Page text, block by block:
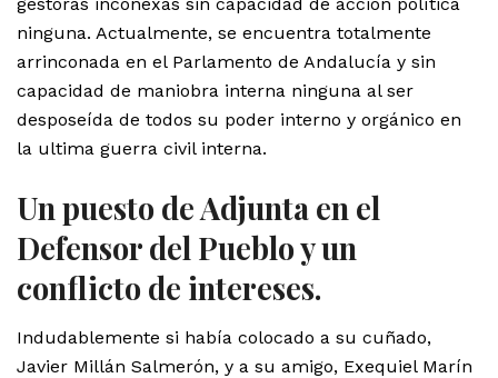
ninguna. Actualmente, se encuentra totalmente
arrinconada en el Parlamento de Andalucía y sin
capacidad de maniobra interna ninguna al ser
desposeída de todos su poder interno y orgánico en
la ultima guerra civil interna.
Un puesto de Adjunta en el
Defensor del Pueblo y un
conflicto de intereses.
Indudablemente si había colocado a su cuñado,
Javier Millán Salmerón, y a su amigo, Exequiel Marín